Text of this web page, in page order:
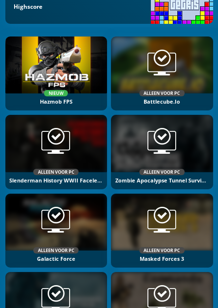
Highscore
NIEUW
Hazmob FPS
ALLEEN VOOR PC
Battlecube.io
ALLEEN VOOR PC
Slenderman History WWII Faceless Horror
ALLEEN VOOR PC
Zombie Apocalypse Tunnel Survival
ALLEEN VOOR PC
Galactic Force
ALLEEN VOOR PC
Masked Forces 3